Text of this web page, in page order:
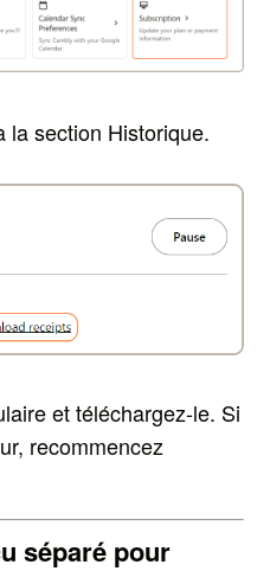
la section Historique.
et téléchargez-le. Si
recommencez
séparé pour